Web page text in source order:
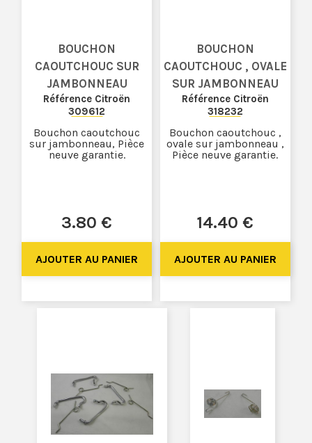
BOUCHON
CAOUTCHOUC SUR
JAMBONNEAU
Référence Citroën
309612
3.80 €
Bouchon caoutchouc
sur jambonneau, Pièce
neuve garantie.
BOUCHON
CAOUTCHOUC , OVALE
SUR JAMBONNEAU
Référence Citroën
318232
14.40 €
Bouchon caoutchouc ,
ovale sur jambonneau ,
Pièce neuve garantie.